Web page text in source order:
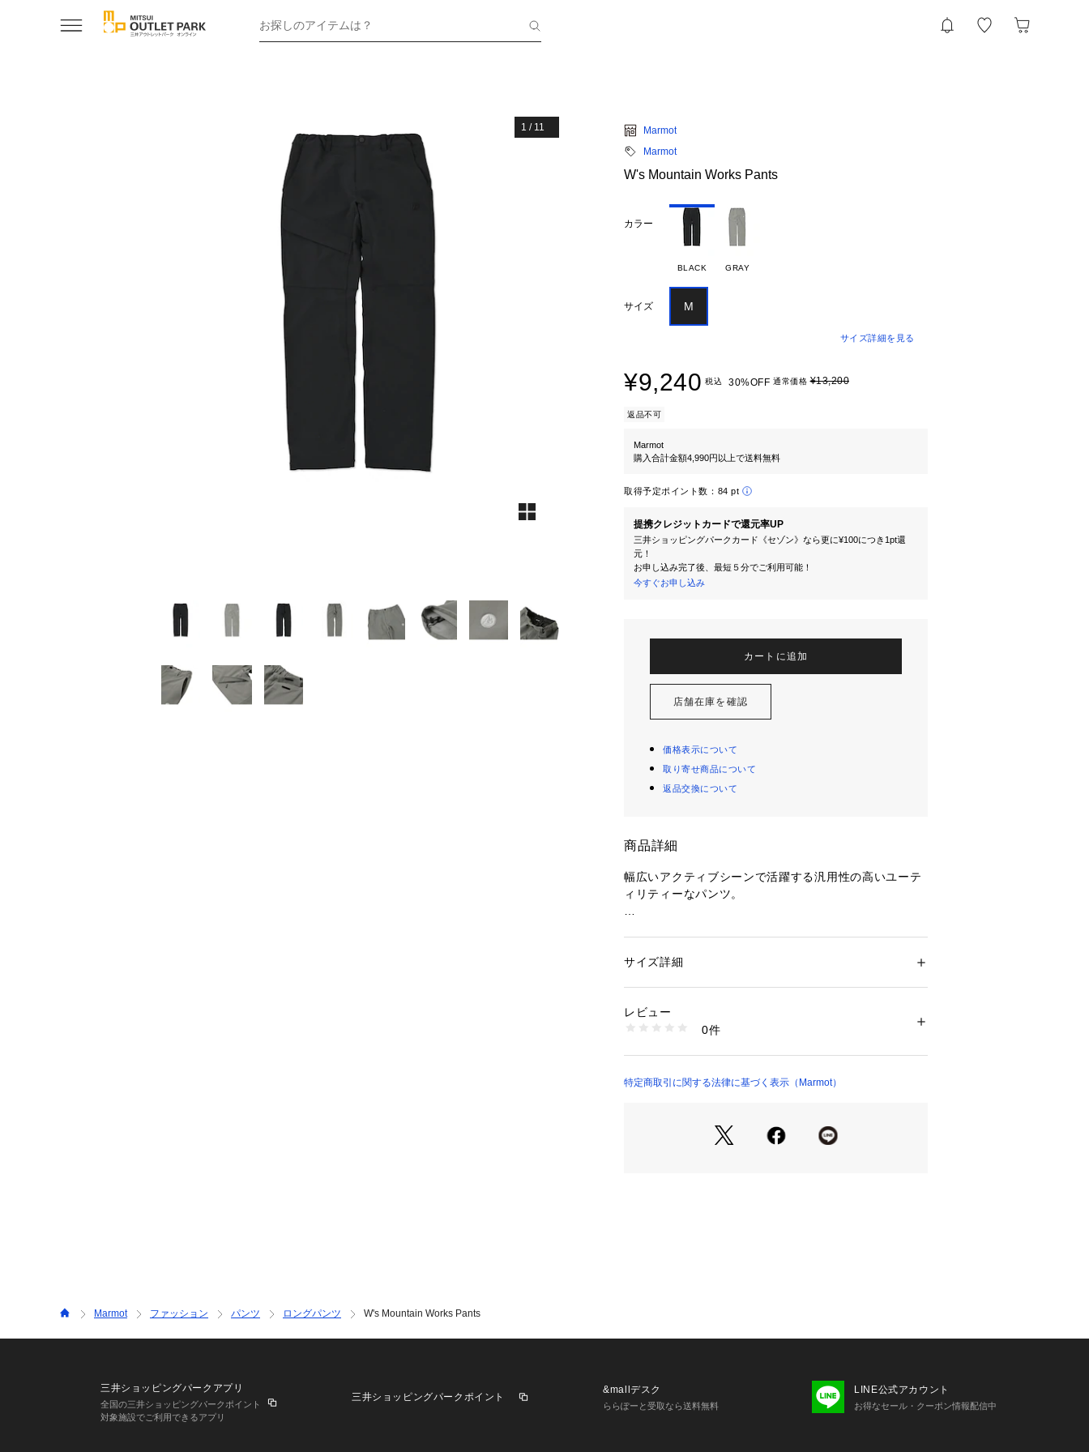
お探しのアイテムは？
1 / 11
Marmot
Marmot
W's Mountain Works Pants
カラー
BLACK GRAY
サイズ M
サイズ詳細を見る
¥9,240 税込 30%OFF 通常価格¥13,200
返品不可
Marmot
購入合計金額4,990円以上で送料無料
取得予定ポイント数： 84 pt
提携クレジットカードで還元率UP
三井ショッピングパークカード《セゾン》なら更に¥100につき1pt還
元！
お申し込み完了後、最短５分でご利用可能！
今すぐお申し込み
カートに追加
店舗在庫を確認
価格表示について
取り寄せ商品について
返品交換について
商品詳細
幅広いアクティブシーンで活躍する汎用性の高いユーテ
ィリティーなパンツ。
ウエストサイズ調整可能なバックルベルト付き。
【機能性】保耐久はっ水・4WAYストレッチ
性別：レディース
商品番号：
TSAWP066 （ショップ）
サイズ詳細
レビュー
0件
特定商取引に関する法律に基づく表示（Marmot）
Marmot ファッション パンツ ロングパンツ W's Mountain Works Pants
三井ショッピングパークアプリ
全国の三井ショッピングパークポイント
対象施設でご利用できるアプリ
三井ショッピングパークポイント
&mallデスク
ららぽーと受取なら送料無料
LINE公式アカウント
お得なセール・クーポン情報配信中